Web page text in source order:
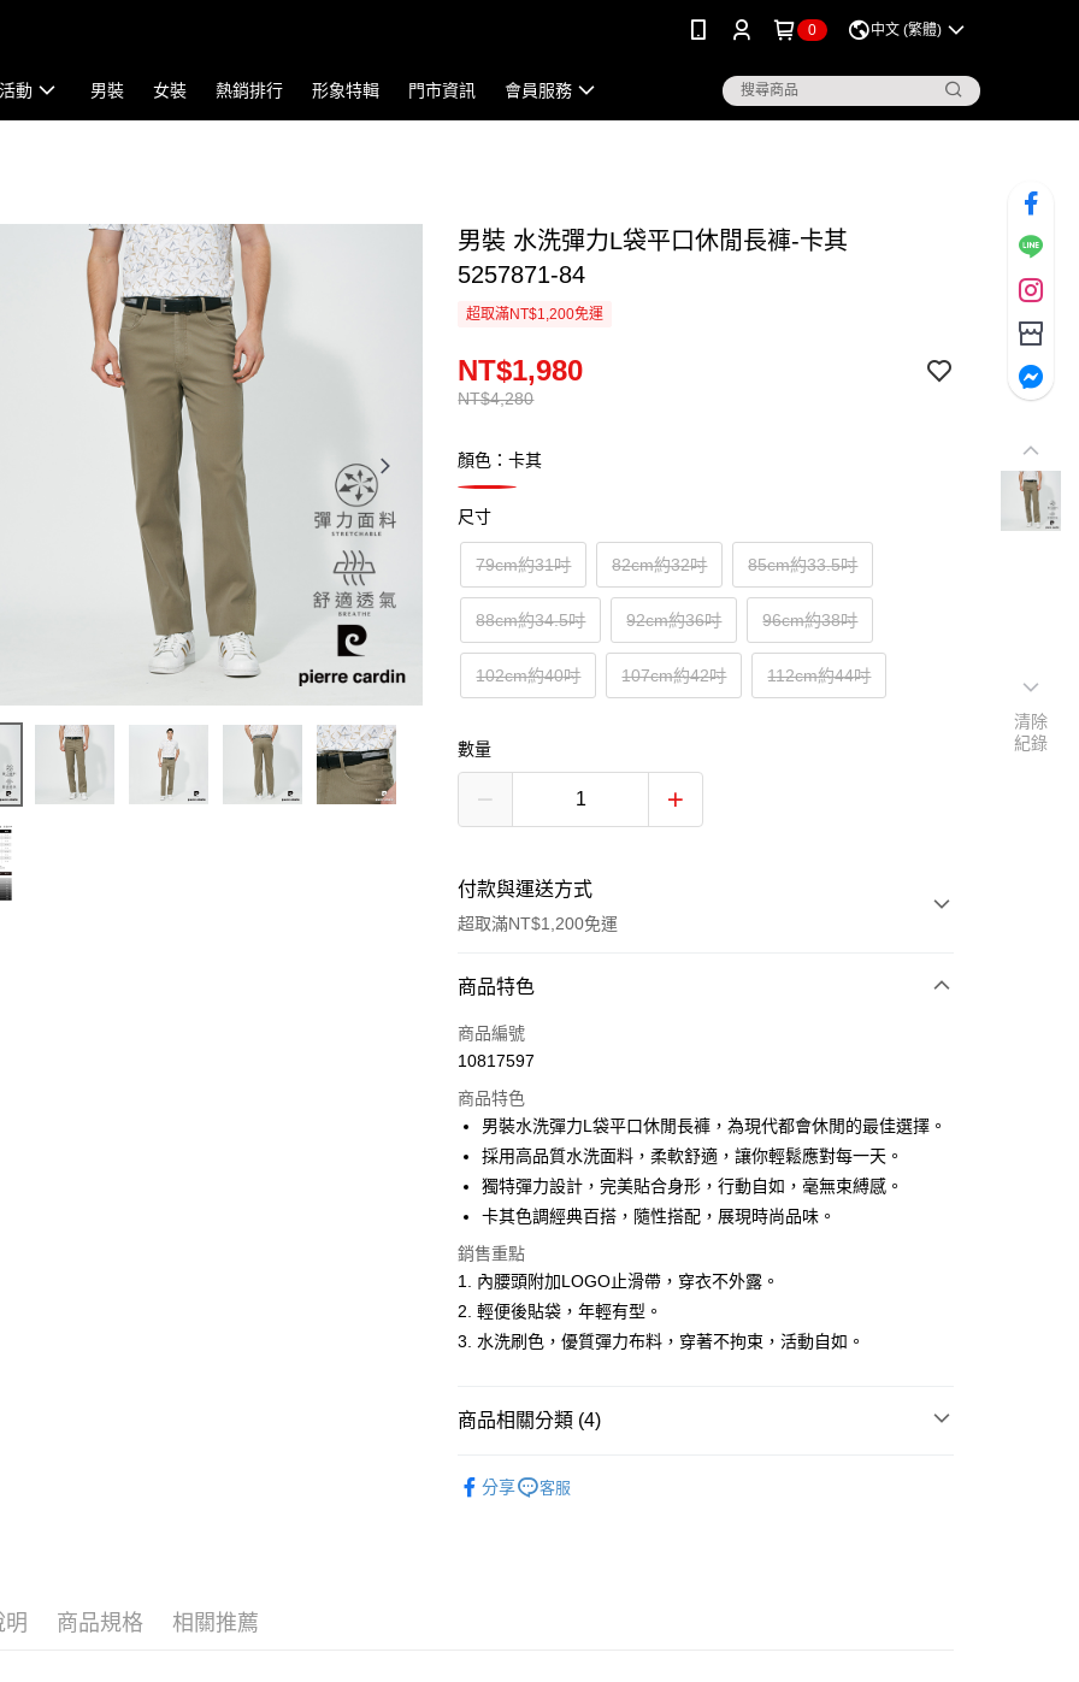
0 中文 (繁體)
動 男裝 女裝 熱銷排行 形象特輯 門市資訊 會員服務
男裝 水洗彈力L袋平口休閒長褲-卡其
5257871-84
超取滿NT$1,200免運
NT$4,280
NT$1,980
顏色：卡其
尺寸
79cm約31吋 82cm約32吋 85cm約33.5吋
88cm約34.5吋 92cm約36吋 96cm約38吋
102cm約40吋 107cm約42吋 112cm約44吋
數量
付款與運送方式
超取滿NT$1,200免運
付款方式
信用卡一次付款
LINE Pay
Apple Pay
悠遊付
Google Pay
全家取貨付款
付款後全家取貨
商品特色
商品編號
10817597
商品特色
男裝水洗彈力L袋平口休閒長褲，為現代都會休閒的最佳選擇。
採用高品質水洗面料，柔軟舒適，讓你輕鬆應對每一天。
獨特彈力設計，完美貼合身形，行動自如，毫無束縛感。
卡其色調經典百搭，隨性搭配，展現時尚品味。
銷售重點
1. 內腰頭附加LOGO止滑帶，穿衣不外露。
2. 輕便後貼袋，年輕有型。
3. 水洗刷色，優質彈力布料，穿著不拘束，活動自如。
商品相關分類 (4)
分享 客服
明 商品規格 相關推薦
清除
紀錄